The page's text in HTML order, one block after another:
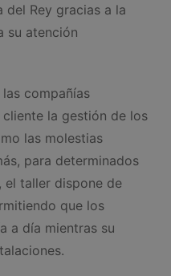
del Rey gracias a la
su atención
compañías
la gestión de los
las molestias
para determinados
el taller dispone de
que los
a día mientras su